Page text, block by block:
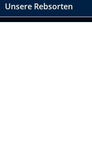
Unsere Rebsorten